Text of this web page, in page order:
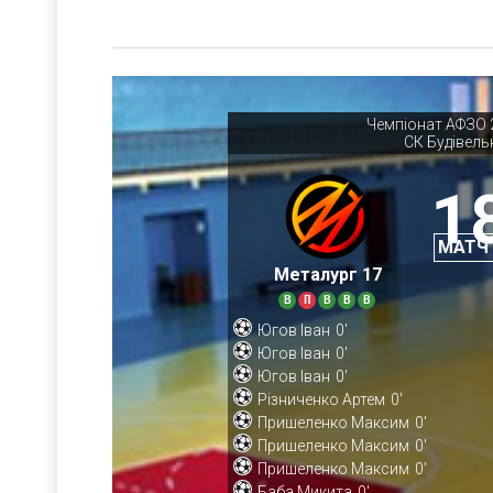
Чемпіонат АФЗО
СК
Металург 17
В П В В В
МАТЧ
Югов Іван 0'
Югов Іван 0'
Югов Іван 0'
Різниченко Артем 0'
Пришеленко Максим 0'
Пришеленко Максим 0'
Пришеленко Максим 0'